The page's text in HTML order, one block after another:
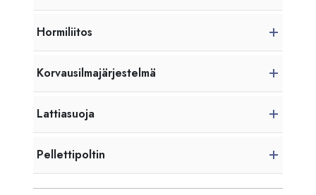
Hormiliitos
Korvausilmajärjestelmä
Lattiasuoja
Pellettipoltin